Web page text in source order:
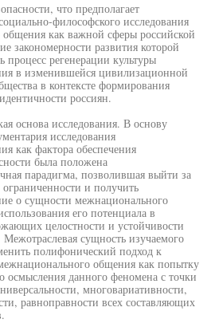
что предполагает
философского исследования
как важной сферы российской
закономерности развития которой
процесс регенерации культуры
в изменившейся цивилизационной
в контексте формирования
россиян.
основа исследования. В основу
исследования
как фактора обеспечения
была положена
парадигма, позволившая выйти за
и получить
о сущности межнационального
его потенциала в
целостности и устойчивости
сущность изучаемого
полифонический подход к
общения как попытку
осмысления данного феномена с точки
многовариативности,
равноправности всех составляющих